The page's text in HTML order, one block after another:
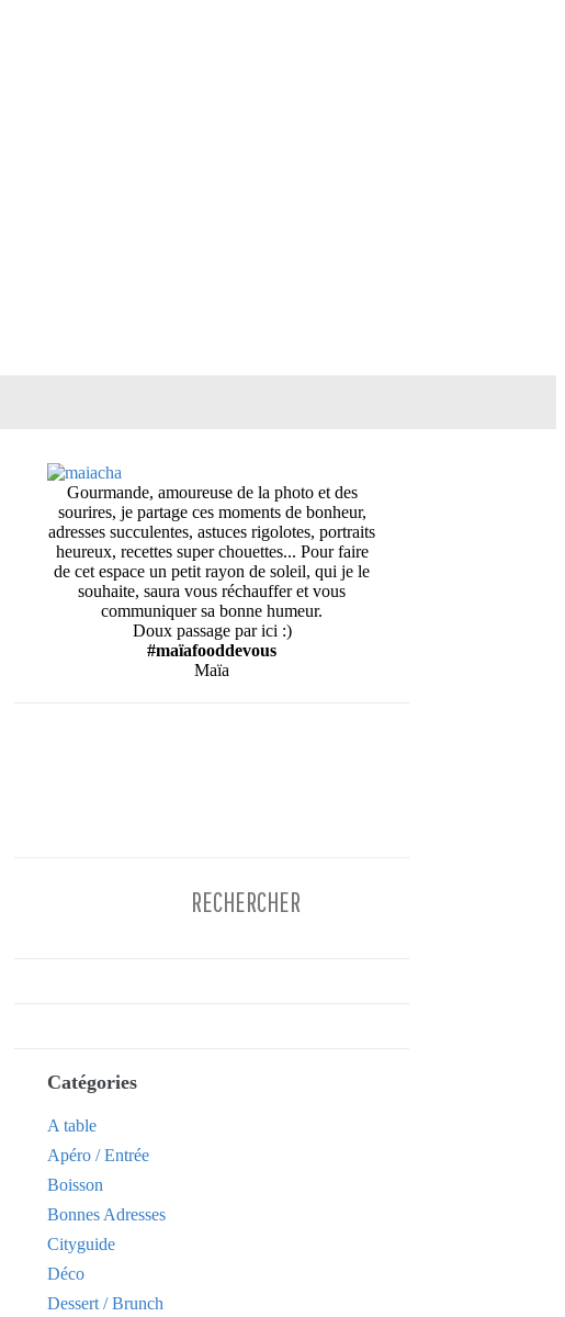
Gourmande, amoureuse de la photo et des
sourires, je partage ces moments de bonheur,
adresses succulentes, astuces rigolotes, portraits
heureux, recettes super chouettes... Pour faire
de cet espace un petit rayon de soleil, qui je le
souhaite, saura vous réchauffer et vous
communiquer sa bonne humeur.
Doux passage par ici :)
#maïafooddevous
Maïa
Catégories
A table
Apéro / Entrée
Boisson
Bonnes Adresses
Cityguide
Déco
Dessert / Brunch